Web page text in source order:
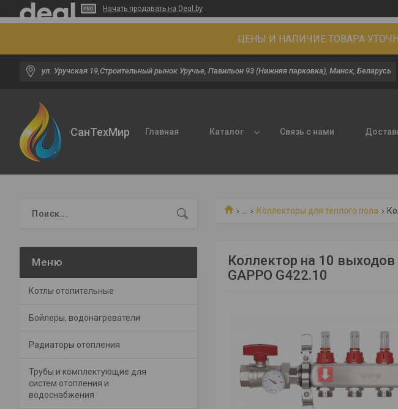
Начать продавать на Deal.by
ЦЕНЫ И НАЛИЧИЕ ТОВАРА
ул. Уручская 19,Строительный рынок Уручье, Павильон 93 (Нижняя парковка), Минск, Беларусь
СанТехМир Главная Каталог Связь с нами
Коллекторы для теплого пола
Коллектор на 10
GAPPO G422.10
Котлы отопительные
Бойлеры, водонагреватели
Радиаторы отопления
Трубы и комплектующие для
систем отопления и
водоснабжения